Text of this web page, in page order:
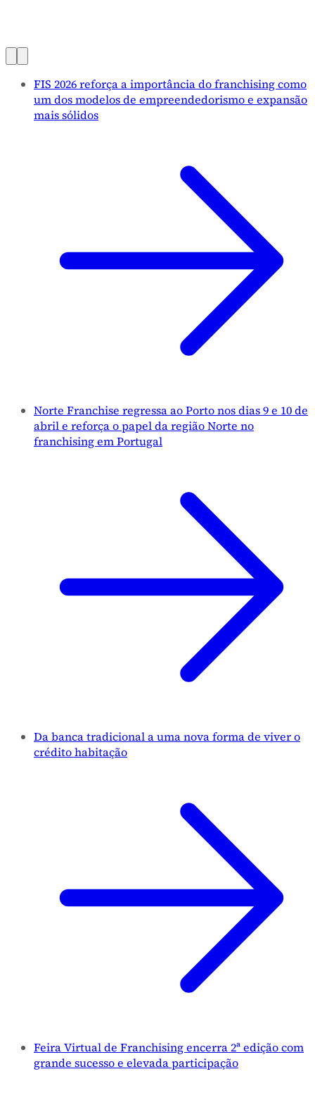
FIS 2026 reforça a importância do franchising como
um dos modelos de empreendedorismo e expansão
mais sólidos
Norte Franchise regressa ao Porto nos dias 9 e 10 de
abril e reforça o papel da região Norte no
franchising em Portugal
Da banca tradicional a uma nova forma de viver o
crédito habitação
Feira Virtual de Franchising encerra 2ª edição com
grande sucesso e elevada participação